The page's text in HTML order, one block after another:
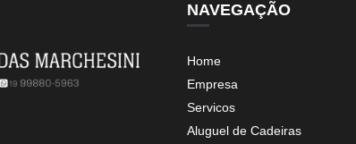
NAVEGAÇÃO
Home
Empresa
Servicos
Aluguel de Cadeiras